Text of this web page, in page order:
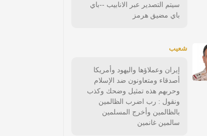
سيتم التصدير عبر الانابيب --باي
باي مضيق هرمز
شعيب
إيران وعملاؤها واليهود وأمريكا
أصدقاء ومتعاونون ضد الإسلام
وحربهم هذه تمثيل وضحك وكذب
ونقول : رب اضرب الظالمين
بالظالمين وأخرج المسلمين
سالمين غانمين